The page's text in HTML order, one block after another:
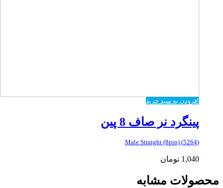
افزودن به سبد خرید
پینگرد نر صاف 8 پین
(5264) Male Straight (8pin)
1,040 تومان
محصولات مشابه